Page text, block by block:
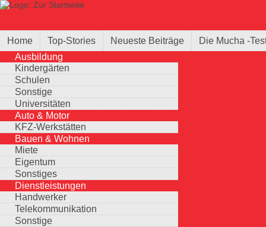
Direkt zum Inhalt
Home Top-Stories Neueste Beiträge
Die Mucha -
Ausbildung
Kindergärten
Schulen
Sonstige
Universitäten
Auto & Motor
KFZ-Werkstätten
Bauen & Wohnen
Miete
Eigentum
Sonstiges
Dienstleistungen
Handwerker
Telekommunikation
Sonstige